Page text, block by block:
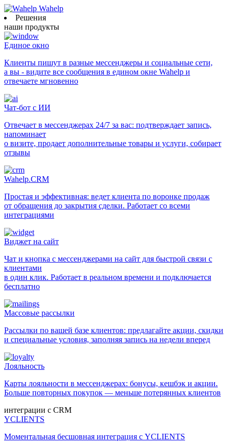
Wahelp
Решения
наши продукты
Единое окно
Клиенты пишут в разные мессенджеры и социальные сети,
а вы - видите все сообщения в едином окне Wahelp и
отвечаете мгновенно
Чат-бот с ИИ
Отвечает в мессенджерах 24/7 за вас: подтверждает запись,
напоминает
о визите, продает дополнительные товары и услуги, собирает
отзывы
Wahelp.CRM
Простая и эффективная: ведет клиента по воронке продаж
от обращения до закрытия сделки. Работает со всеми
интеграциями
Виджет на сайт
Чат и кнопка с мессенджерами на сайт для быстрой связи с
клиентами
в один клик. Работает в реальном времени и подключается
бесплатно
Массовые рассылки
Рассылки по вашей базе клиентов: предлагайте акции, скидки
и специальные условия, заполняя запись на недели вперед
Лояльность
Карты лояльности в мессенджерах: бонусы, кешбэк и акции.
Больше повторных покупок — меньше потерянных клиентов
интеграции с CRM
YCLIENTS
Моментальная бесшовная интеграция с YCLIENTS